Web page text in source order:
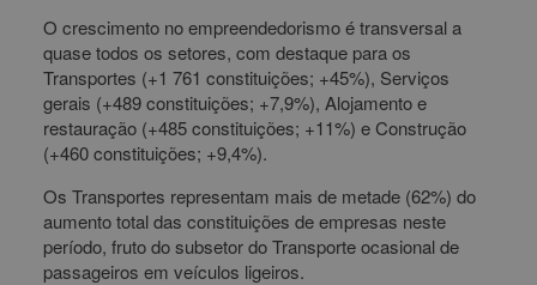
O crescimento no empreendedorismo é transversal a
quase todos os setores, com destaque para os
Transportes (+1 761 constituições; +45%), Serviços
gerais (+489 constituições; +7,9%), Alojamento e
restauração (+485 constituições; +11%) e Construção
(+460 constituições; +9,4%).
Os Transportes representam mais de metade (62%) do
aumento total das constituições de empresas neste
período, fruto do subsetor do Transporte ocasional de
passageiros em veículos ligeiros.